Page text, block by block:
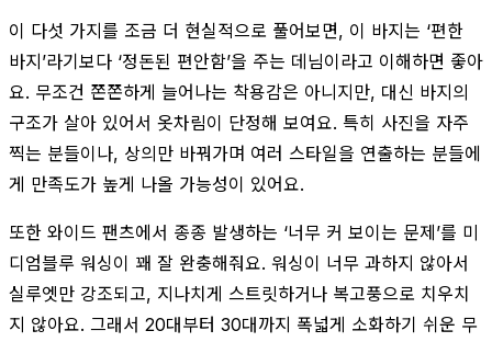
이 다섯 가지를 조금 더 현실적으로 풀어보면, 이 바지는 ‘편한
바지’라기보다 ‘정돈된 편안함’을 주는 데님이라고 이해하면 좋아
요. 무조건 쫀쫀하게 늘어나는 착용감은 아니지만, 대신 바지의
구조가 살아 있어서 옷차림이 단정해 보여요. 특히 사진을 자주
찍는 분들이나, 상의만 바꿔가며 여러 스타일을 연출하는 분들에
게 만족도가 높게 나올 가능성이 있어요.
또한 와이드 팬츠에서 종종 발생하는 ‘너무 커 보이는 문제’를 미
디엄블루 워싱이 꽤 잘 완충해줘요. 워싱이 너무 과하지 않아서
실루엣만 강조되고, 지나치게 스트릿하거나 복고풍으로 치우치
지 않아요. 그래서 20대부터 30대까지 폭넓게 소화하기 쉬운 무